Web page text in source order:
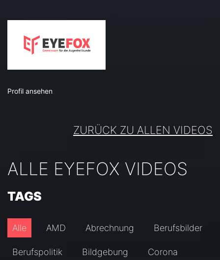
Profil ansehen
ZURÜCK ZU ALLEN VIDEOS
ALLE EYEFOX VIDEOS
TAGS
Alle AMD Abrechnung Berufsbilder
Berufspolitik Bildgebung Corona